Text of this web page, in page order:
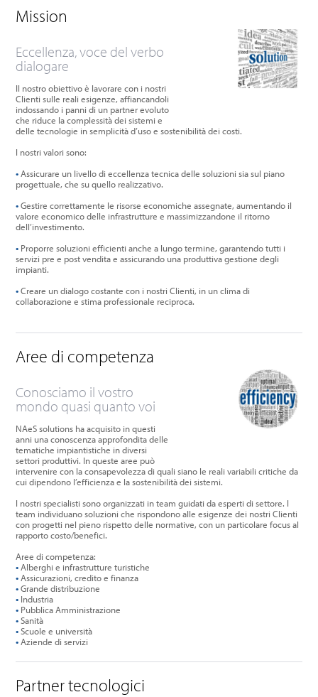
Mission
Eccellenza, voce del verbo
dialogare
Il nostro obiettivo è lavorare con i nostri
Clienti sulle reali esigenze, affiancandoli
indossando i panni di un partner evoluto
che riduce la complessità dei sistemi e
delle tecnologie in semplicità d’uso e sostenibilità dei costi.
I nostri valori sono:
•Assicurare un livello di eccellenza tecnica delle soluzioni sia sul piano
progettuale, che su quello realizzativo.
•Gestire correttamente le risorse economiche assegnate, aumentando il
valore economico delle infrastrutture e massimizzandone il ritorno
dell’investimento.
• Proporre soluzioni efficienti anche a lungo termine, garantendo tutti i
servizi pre e post vendita e assicurando una produttiva gestione degli
impianti.
•Creare un dialogo costante con i nostri Clienti, in un clima di
collaborazione e stima professionale reciproca.
Aree di competenza
Conosciamo il vostro
mondo quasi quanto voi
NAeS solutions ha acquisito in questi
anni una conoscenza approfondita delle
tematiche impiantistiche in diversi
settori produttivi. In queste aree può
intervenire con la consapevolezza di quali siano le reali variabili critiche da
cui dipendono l’efficienza e la sostenibilità dei sistemi.
I nostri specialisti sono organizzati in team guidati da esperti di settore. I
team individuano soluzioni che rispondono alle esigenze dei nostri Clienti
con progetti nel pieno rispetto delle normative, con un particolare focus al
rapporto costo/benefici.
Aree di competenza:
•Alberghi e infrastrutture turistiche
•Assicurazioni, credito e finanza
•Grande distribuzione
• Industria
• Pubblica Amministrazione
•Sanità
•Scuole e università
•Aziende di servizi
Partner tecnologici